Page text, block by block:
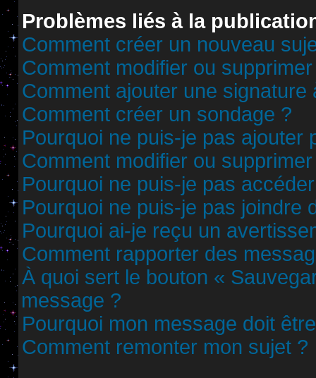
Problèmes liés à la
Comment créer un nouveau
Comment modifier ou
Comment ajouter une
Comment créer un sondage ?
Pourquoi ne puis-je pas ajouter
Comment modifier ou
Pourquoi ne puis-je pas
Pourquoi ne puis-je pas joindre
Pourquoi ai-je reçu un
Comment rapporter des
À quoi sert le bouton «
message ?
Pourquoi mon message doit
Comment remonter mon sujet ?